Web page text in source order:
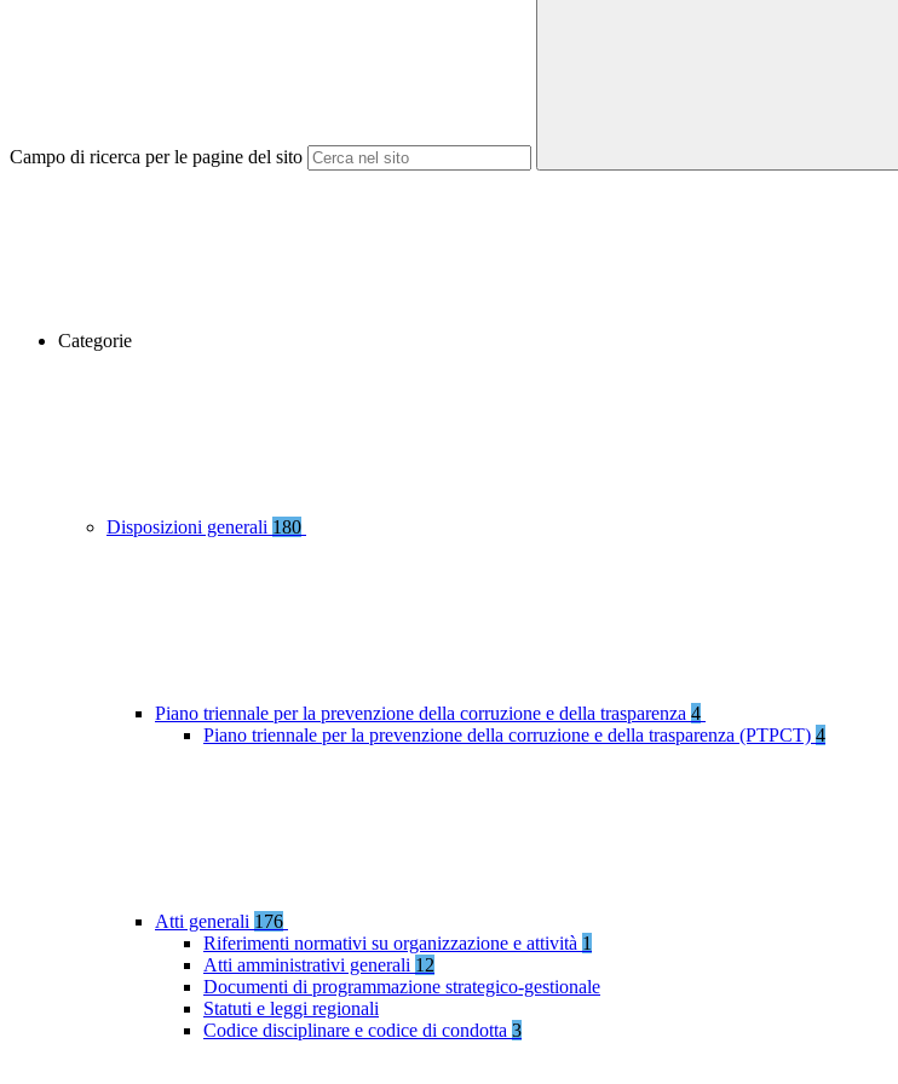
Campo di ricerca per le pagine del sito
Categorie
Disposizioni generali 180
Piano triennale per la prevenzione della corruzione e della trasparenza 4
Piano triennale per la prevenzione della corruzione e della trasparenza (PTPCT) 4
Atti generali 176
Riferimenti normativi su organizzazione e attività 1
Atti amministrativi generali 12
Documenti di programmazione strategico-gestionale
Statuti e leggi regionali
Codice disciplinare e codice di condotta 3